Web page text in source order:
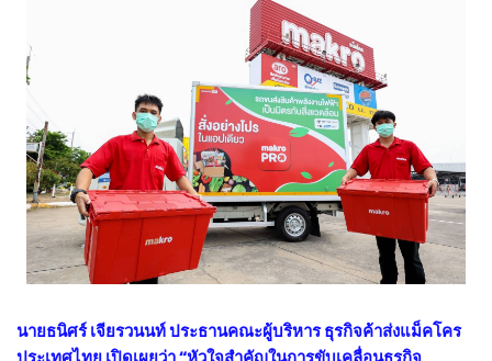
นายธนิศร์ เจียรวนนท์ ประธานคณะผู้บริหาร ธุรกิจค้าส่งแม็คโคร